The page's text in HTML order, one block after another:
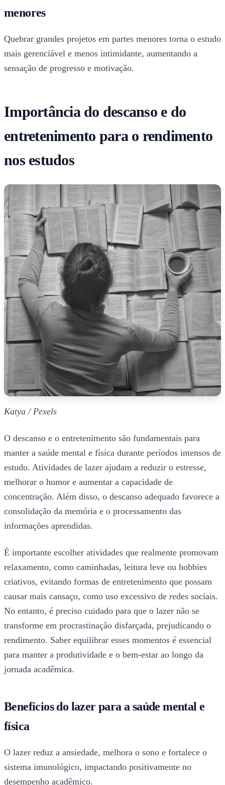
menores
Quebrar grandes projetos em partes menores torna o estudo
mais gerenciável e menos intimidante, aumentando a
sensação de progresso e motivação.
Importância do descanso e do
entretenimento para o rendimento
nos estudos
Katya / Pexels
O descanso e o entretenimento são fundamentais para
manter a saúde mental e física durante períodos intensos de
estudo. Atividades de lazer ajudam a reduzir o estresse,
melhorar o humor e aumentar a capacidade de
concentração. Além disso, o descanso adequado favorece a
consolidação da memória e o processamento das
informações aprendidas.
É importante escolher atividades que realmente promovam
relaxamento, como caminhadas, leitura leve ou hobbies
criativos, evitando formas de entretenimento que possam
causar mais cansaço, como uso excessivo de redes sociais.
No entanto, é preciso cuidado para que o lazer não se
transforme em procrastinação disfarçada, prejudicando o
rendimento. Saber equilibrar esses momentos é essencial
para manter a produtividade e o bem-estar ao longo da
jornada acadêmica.
Benefícios do lazer para a saúde mental e
física
O lazer reduz a ansiedade, melhora o sono e fortalece o
sistema imunológico, impactando positivamente no
desempenho acadêmico.